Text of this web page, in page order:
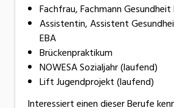
Fachfrau, Fachmann Gesundheit
Assistentin, Assistent
EBA
Brückenpraktikum
NOWESA Sozialjahr (laufend)
Lift Jugendprojekt (laufend)
Interessiert einen dieser Berufe